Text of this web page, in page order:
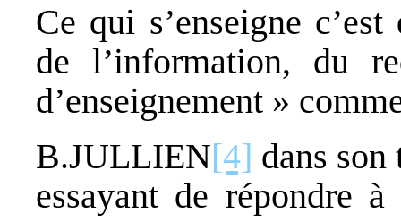
Ce qui s’enseigne
de l’information, du
d’enseignement »
B.JULLIEN[4] dans
essayant de répondre